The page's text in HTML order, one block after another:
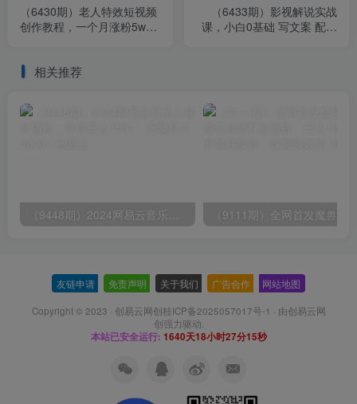
（6430期）老人特效短视频
创作教程，一个月涨粉5w粉
（6433期）影视解说实战
课，小白0基础 写文案 配音
相关推荐
友链申请 免责声明 关于我们 广告合作 网站地图
Copyright © 2023 · 创易云网创桂ICP备2025057017号-1 · 由创易云网
创强力驱动.
本站已安全运行: 1640天18小时27分16秒